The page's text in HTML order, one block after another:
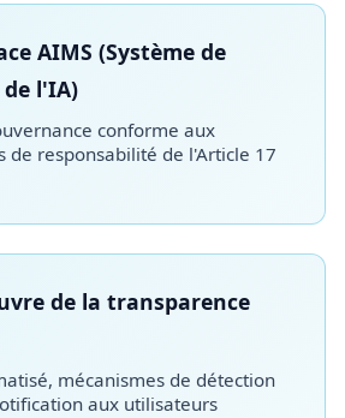
AIMS (Système de
l'IA)
conforme aux
de responsabilité de l'Article 17
de la transparence
mécanismes de détection
aux utilisateurs